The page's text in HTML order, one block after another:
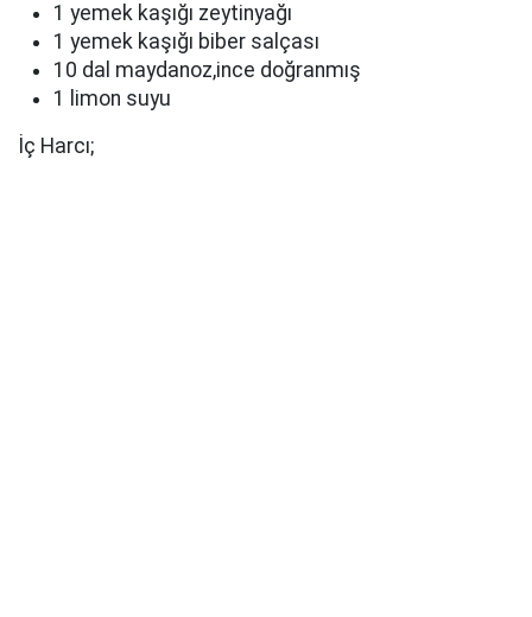
1 yemek kaşığı zeytinyağı
1 yemek kaşığı biber salçası
10 dal maydanoz,ince doğranmış
1 limon suyu
İç Harcı;